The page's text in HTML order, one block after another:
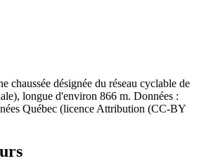
chaussée désignée du réseau cyclable de
longue d'environ 866 m. Données :
Québec (licence Attribution (CC-BY